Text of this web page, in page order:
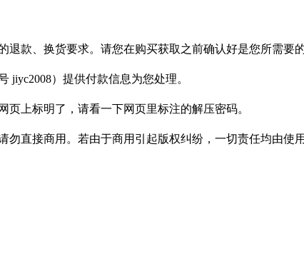
款、换货要求。请您在购买获取之前确认好是您所需要
jiyc2008）提供付款信息为您处理。
上标明了，请看一下网页里标注的解压密码。
直接商用。若由于商用引起版权纠纷，一切责任均由使用